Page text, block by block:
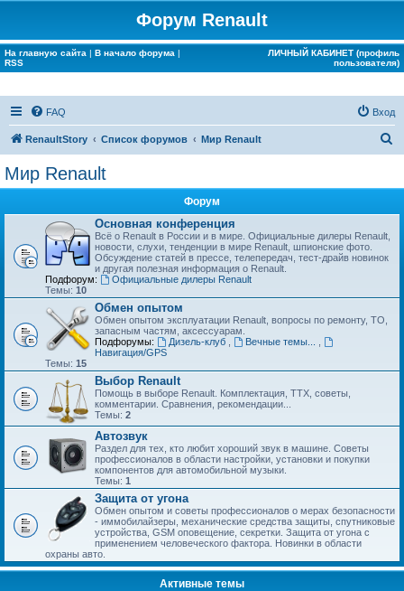
Форум Renault
На главную сайта | В начало форума |
RSS
ЛИЧНЫЙ КАБИНЕТ (профиль
пользователя)
FAQ Вход
RenaultStory Список форумов Мир Renault
Мир Renault
Форум
Основная конференция
Всё о Renault в России и в мире. Официальные дилеры Renault,
новости, слухи, тенденции в мире Renault, шпионские фото.
Обсуждение статей в прессе, телепередач, тест-драйв новинок
и другая полезная информация о Renault.
Подфорум:
Официальные дилеры Renault
Темы: 10
Обмен опытом
Обмен опытом эксплуатации Renault, вопросы по ремонту, ТО,
запасным частям, аксессуарам.
Подфорумы:
Дизель-клуб Вечные темы...
Навигация/GPS
Темы: 15
Выбор Renault
Помощь в выборе Renault. Комплектация, ТТХ, советы,
комментарии. Сравнения, рекомендации...
Темы: 2
Автозвук
Раздел для тех, кто любит хороший звук в машине. Советы
профессионалов в области настройки, установки и покупки
компонентов для автомобильной музыки.
Темы: 1
Защита от угона
Обмен опытом и советы профессионалов о мерах безопасности
- иммобилайзеры, механические средства защиты, спутниковые
устройства, GSM оповещение, секретки. Защита от угона с
применением человеческого фактора. Новинки в области
охраны авто.
Активные темы